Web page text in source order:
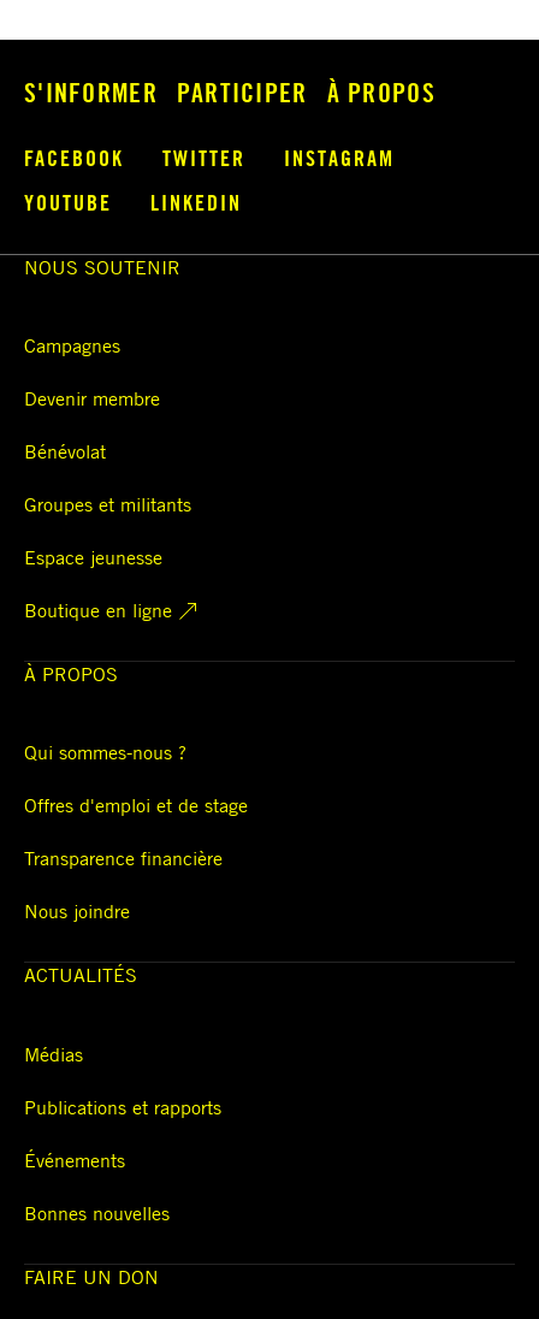
S'INFORMER PARTICIPER À PROPOS
FACEBOOK TWITTER
INSTAGRAM
YOUTUBE
LINKEDIN
NOUS SOUTENIR
Campagnes
Devenir membre
Bénévolat
Groupes et militants
Espace jeunesse
Boutique en ligne
À PROPOS
Qui sommes-nous ?
Offres d'emploi et de stage
Transparence financière
Nous joindre
ACTUALITÉS
Médias
Publications et rapports
Événements
Bonnes nouvelles
FAIRE UN DON